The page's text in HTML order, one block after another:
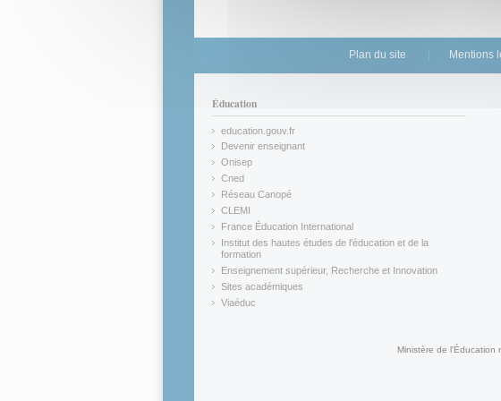
Plan du site Mentions
Éducation
education.gouv.fr
(link is external)
Devenir enseignant
(link is external)
Onisep
(link is external)
Cned
(link is external)
Réseau Canopé
(link is external)
CLEMI
(link is external)
France Éducation International
(link is external)
Institut des hautes études de l'éducation et de la
formation
(link is external)
Enseignement supérieur, Recherche et Innovation
(link is external)
Sites académiques
(link is external)
Viaéduc
Ministère de l'Éducation